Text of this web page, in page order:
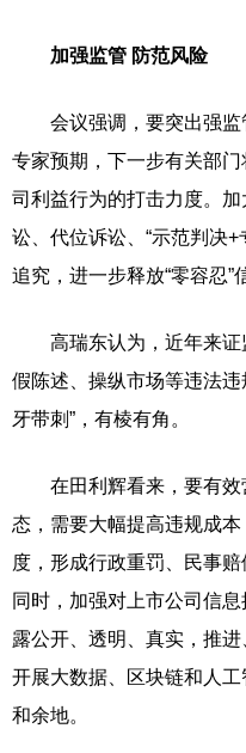
加强监管 防范风险
会议强调，要突出强监
专家预期，下一步有关部
司利益行为的打击力度。
讼、代位诉讼、“示范判决
追究，进一步释放“零容忍”
高瑞东认为，近年来证
假陈述、操纵市场等违法
牙带刺”，有棱有角。
在田利辉看来，要有效
态，需要大幅提高违规成
度，形成行政重罚、民事
同时，加强对上市公司信
露公开、透明、真实，推
开展大数据、区块链和人
和余地。